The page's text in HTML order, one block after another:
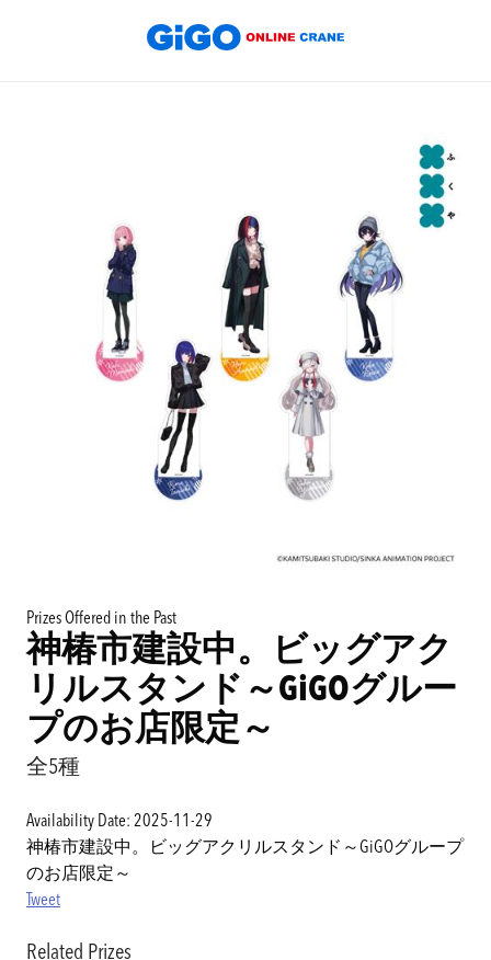
Prizes Offered in the Past
神椿市建設中。ビッグアク
リルスタンド～GiGOグルー
プのお店限定～
全5種
Availability Date: 2025-11-29
神椿市建設中。ビッグアクリルスタンド～GiGOグループ
のお店限定～
Tweet
Related Prizes